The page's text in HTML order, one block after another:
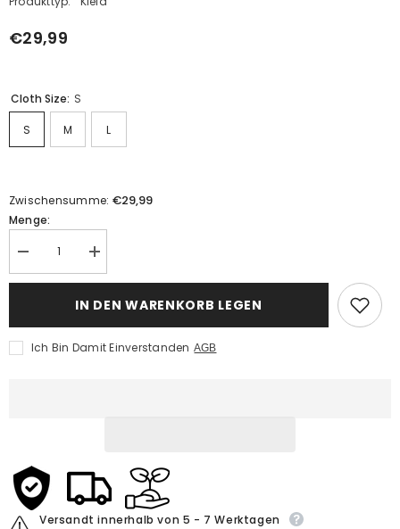
€29,99
Cloth Size: S
S M L
Zwischensumme: €29,99
Menge:
verringern
für
Renaissance
Kleid
Cosplay
Kostüm
Menge
erhöhen
für
Damen
Renaissance
Kleid
Kostüm
IN DEN WARENKORB LEGEN
Ich Bin Damit Einverstanden AGB
Versandt innerhalb von 5 - 7 Werktagen